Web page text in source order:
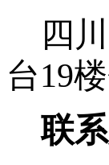
四
台19
联